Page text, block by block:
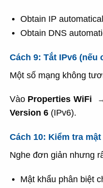
Obtain IP
Obtain DNS
Cách 9: Tắt IPv6 (nếu
Một số mạng không
Vào Properties WiFi
Version 6 (IPv6).
Cách 10: Kiểm tra
Nghe đơn giản nhưng
Mật khẩu phân biệt